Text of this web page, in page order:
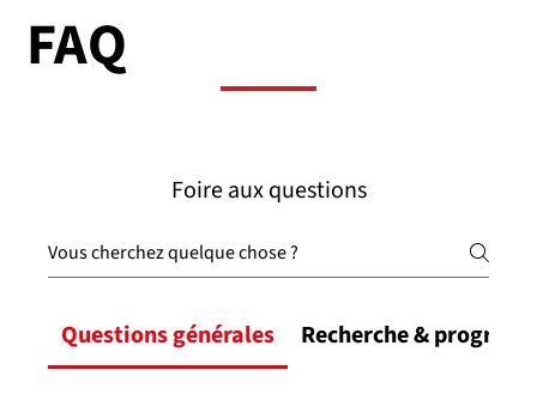
FAQ
Foire aux questions
Questions générales Recherche &